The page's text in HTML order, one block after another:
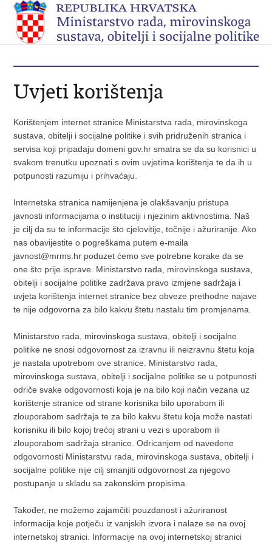
Uvjeti korištenja
Korištenjem internet stranice Ministarstva rada, mirovinskoga
sustava, obitelji i socijalne politike i svih pridruženih stranica i
servisa koji pripadaju domeni gov.hr smatra se da su korisnici u
svakom trenutku upoznati s ovim uvjetima korištenja te da ih u
potpunosti razumiju i prihvaćaju.
Internetska stranica namijenjena je olakšavanju pristupa
javnosti informacijama o instituciji i njezinim aktivnostima. Naš
je cilj da su te informacije što cjelovitije, točnije i ažuriranije. Ako
nas obavijestite o pogreškama putem e-maila
javnost@mrms.hr poduzet ćemo sve potrebne korake da se
one što prije isprave. Ministarstvo rada, mirovinskoga sustava,
obitelji i socijalne politike zadržava pravo izmjene sadržaja i
uvjeta korištenja internet stranice bez obveze prethodne najave
te nije odgovorna za bilo kakvu štetu nastalu tim promjenama.
Ministarstvo rada, mirovinskoga sustava, obitelji i socijalne
politike ne snosi odgovornost za izravnu ili neizravnu štetu koja
je nastala upotrebom ove stranice. Ministarstvo rada,
mirovinskoga sustava, obitelji i socijalne politike se u potpunosti
odriče svake odgovornosti koja je na bilo koji način vezana uz
korištenje stranice od strane korisnika bilo uporabom ili
zlouporabom sadržaja te za bilo kakvu štetu koja može nastati
korisniku ili bilo kojoj trećoj strani u vezi s uporabom ili
zlouporabom sadržaja stranice. Odricanjem od navedene
odgovornosti Ministarstvu rada, mirovinskoga sustava, obitelji i
socijalne politike nije cilj smanjiti odgovornost za njegovo
postupanje u skladu sa zakonskim propisima.
Također, ne možemo zajamčiti pouzdanost i ažuriranost
informacija koje potječu iz vanjskih izvora i nalaze se na ovoj
internetskoj stranici. Informacije na ovoj internetskoj stranici